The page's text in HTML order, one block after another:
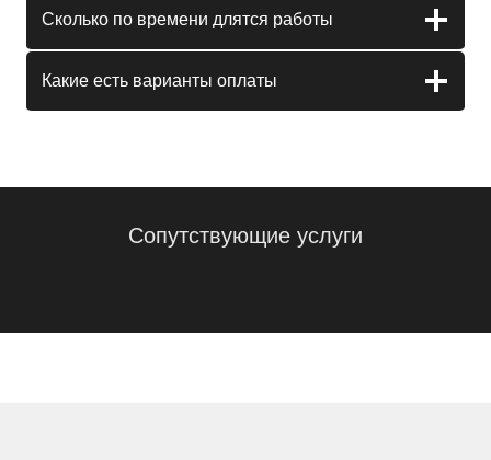
Сколько по времени длятся работы
Какие есть варианты оплаты
Сопутствующие услуги